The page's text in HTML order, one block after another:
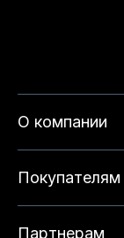
О компании
Покупателям
Партнерам